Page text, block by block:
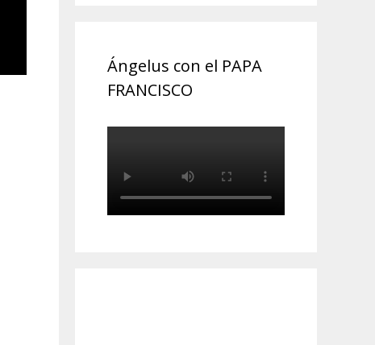
Ángelus con el PAPA
FRANCISCO